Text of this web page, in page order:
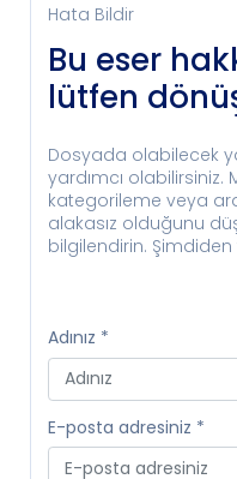
Hata Bildir
Bu eser
lütfen
Dosyada olabilecek
yardımcı olabilirsiniz.
kategorileme veya
alakasız olduğunu
bilgilendirin. Şimdiden
Adınız *
E-posta adresiniz *